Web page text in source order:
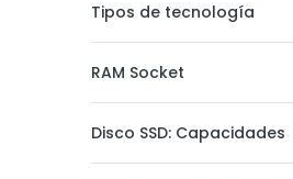
Tipos de tecnología
RAM Socket
Disco SSD: Capacidades